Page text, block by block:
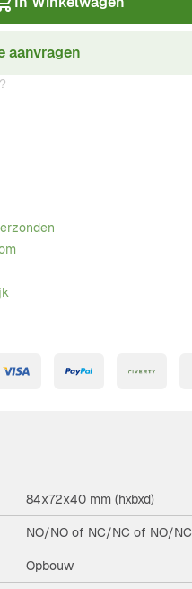
aanvragen
84x72x40 mm (hxbxd)
NO/NO of NC/NC of NO/NC
Opbouw